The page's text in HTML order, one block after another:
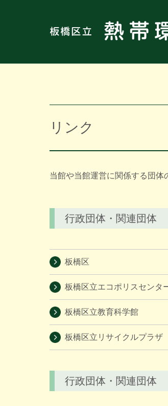
リンク
当館や当館運営に関係する団体
行政団体・関連団体
板橋区
板橋区立エコポリスセンタ
板橋区立教育科学館
板橋区立リサイクルプラザ
行政団体・関連団体